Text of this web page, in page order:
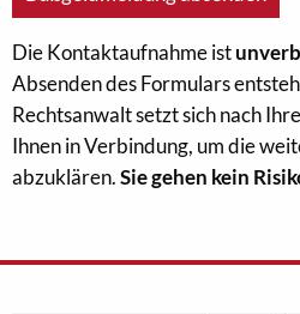
Die Kontaktaufnahme ist
Absenden des Formulars
Rechtsanwalt setzt sich nach
Ihnen in Verbindung, um die
abzuklären.Sie gehen kein